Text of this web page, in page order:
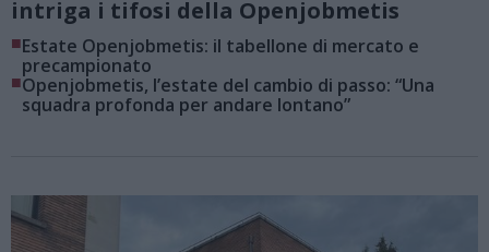
intriga i tifosi della Openjobmetis
■Estate Openjobmetis: il tabellone di mercato e
precampionato
■Openjobmetis, l’estate del cambio di passo: “Una
squadra profonda per andare lontano”